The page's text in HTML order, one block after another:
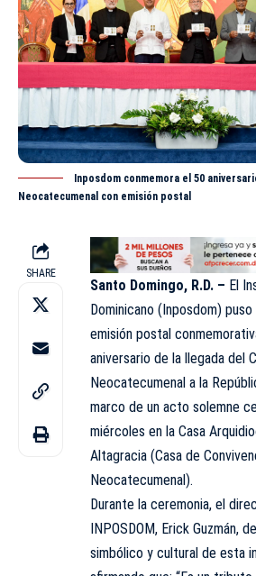
Inposdom conmemora el 50
Neocatecumenal con emisión postal
SHARE
Santo Domingo, R.D. – El
Dominicano ( Inposdom)
emisión postal
aniversario de la llegada del
Neocatecumenal a la
marco de un acto solemne
miércoles en la Casa
Altagracia (Casa de
Neocatecumenal).
Durante la ceremonia, el
INPOSDOM, Erick Guzmán,
simbólico y cultural de esta